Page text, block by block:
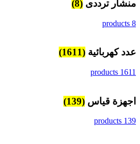
منشار ترددى (8)
8 products
عدد كهربائية (1611)
1611 products
اجهزة قياس (139)
139 products